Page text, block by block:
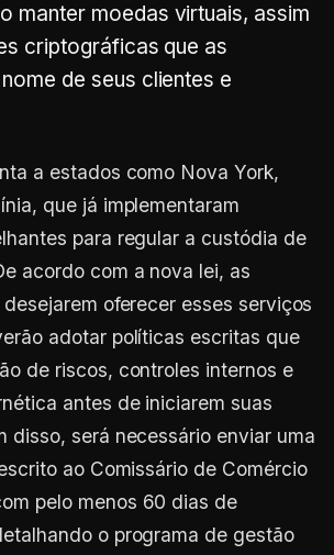
manter moedas virtuais, assim
criptográficas que as
de seus clientes e
a estados como Nova York,
que já implementaram
para regular a custódia de
acordo com a nova lei, as
oferecer esses serviços
adotar políticas escritas que
de riscos, controles internos e
antes de iniciarem suas
disso, será necessário enviar uma
ao Comissário de Comércio
pelo menos 60 dias de
o programa de gestão